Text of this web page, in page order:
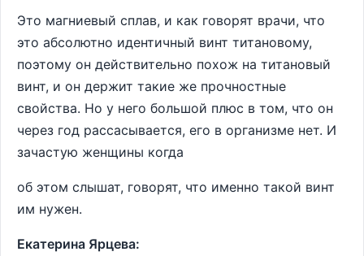
Это магниевый сплав, и как говорят врачи, что
это абсолютно идентичный винт титановому,
поэтому он действительно похож на титановый
винт, и он держит такие же прочностные
свойства. Но у него большой плюс в том, что он
через год рассасывается, его в организме нет. И
зачастую женщины когда
об этом слышат, говорят, что именно такой винт
им нужен.
Екатерина Ярцева: